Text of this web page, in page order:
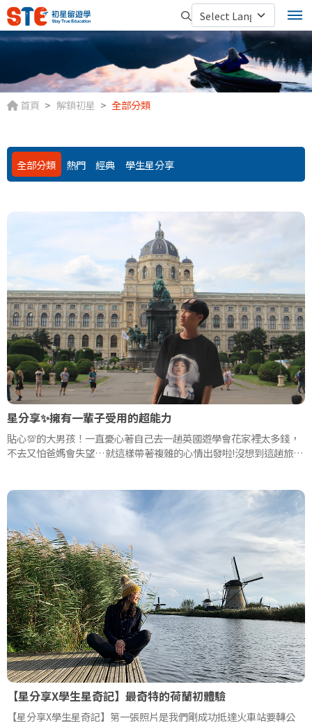
首頁 解鎖初星 全部分類
全部分類 熱門 經典 學生星分享
星分享✨擁有一輩子受用的超能力
貼心💯的大男孩！一直憂心著自己去一趟英國遊學會花家裡太多錢，
不去又怕爸媽會失望…就這樣帶著複雜的心情出發啦!沒想到這趟旅程
【星分享X學生星奇記】最奇特的荷蘭初體驗
【星分享X學生星奇記】第一張照片是我們剛成功抵達火車站要轉公